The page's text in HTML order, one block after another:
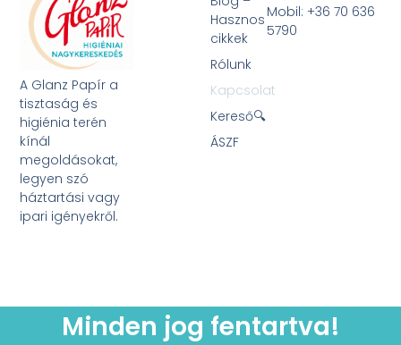
A Glanz Papír a
tisztaság és
higiénia terén
kínál
megoldásokat,
legyen szó
háztartási vagy
ipari igényekről.
Hasznos
cikkek
Rólunk
Kapcsolat
Kereső🔍
ÁSZF
Mobil: +36 70 636
5790
Minden jog fentartva!